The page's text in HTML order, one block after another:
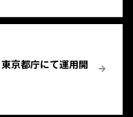
京都庁にて運用開